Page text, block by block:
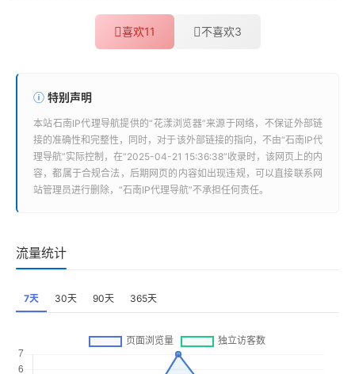
喜欢11 不喜欢3
特别声明
本站石南IP代理导航提供的“花漾浏览器”来源于网络，不保证外部链
接的准确性和完整性，同时，对于该外部链接的指向，不由“石南IP代
理导航”实际控制，在“2025-04-21 15:36:38”收录时，该网页上的内
容，都属于合规合法，后期网页的内容如出现违规，可以直接联系网
站管理员进行删除，“石南IP代理导航”不承担任何责任。
流量统计
7天 30天 90天 365天